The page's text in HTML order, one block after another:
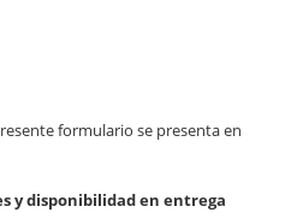
formulario se presenta en
y disponibilidad en entrega